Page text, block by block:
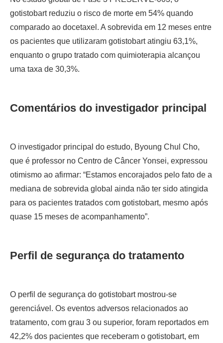
gotistobart reduziu o risco de morte em 54% quando
comparado ao docetaxel. A sobrevida em 12 meses entre
os pacientes que utilizaram gotistobart atingiu 63,1%,
enquanto o grupo tratado com quimioterapia alcançou
uma taxa de 30,3%.
Comentários do investigador principal
O investigador principal do estudo, Byoung Chul Cho,
que é professor no Centro de Câncer Yonsei, expressou
otimismo ao afirmar: “Estamos encorajados pelo fato de a
mediana de sobrevida global ainda não ter sido atingida
para os pacientes tratados com gotistobart, mesmo após
quase 15 meses de acompanhamento”.
Perfil de segurança do tratamento
O perfil de segurança do gotistobart mostrou-se
gerenciável. Os eventos adversos relacionados ao
tratamento, com grau 3 ou superior, foram reportados em
42,2% dos pacientes que receberam o gotistobart, em